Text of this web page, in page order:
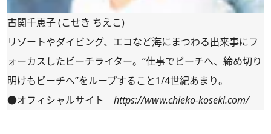
古関千恵子 (こせき ちえこ)
リゾートやダイビング、エコなど海にまつわる出来事にフ
ォーカスしたビーチライター。“仕事でビーチへ、締め切り
明けもビーチへ”をループすること1/4世紀あまり。
●オフィシャルサイト https://www.chieko-koseki.com/